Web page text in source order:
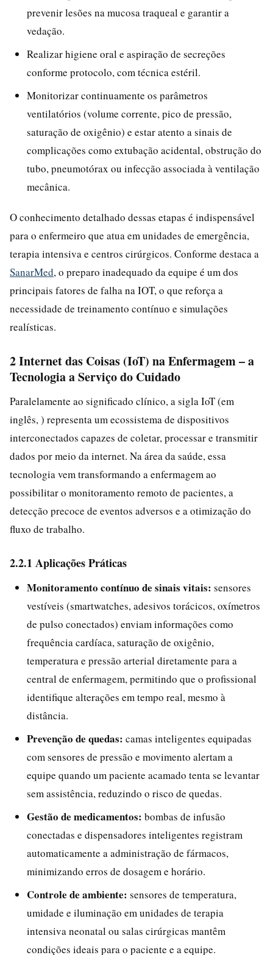
prevenir lesões na mucosa traqueal e garantir a
vedação.
Realizar higiene oral e aspiração de secreções
conforme protocolo, com técnica estéril.
Monitorizar continuamente os parâmetros
ventilatórios (volume corrente, pico de pressão,
saturação de oxigênio) e estar atento a sinais de
complicações como extubação acidental, obstrução do
tubo, pneumotórax ou infecção associada à ventilação
mecânica.
O conhecimento detalhado dessas etapas é indispensável
para o enfermeiro que atua em unidades de emergência,
terapia intensiva e centros cirúrgicos. Conforme destaca a
SanarMed, o preparo inadequado da equipe é um dos
principais fatores de falha na IOT, o que reforça a
necessidade de treinamento contínuo e simulações
realísticas.
2 Internet das Coisas (IoT) na Enfermagem – a
Tecnologia a Serviço do Cuidado
Paralelamente ao significado clínico, a sigla IoT (em
inglês, ) representa um ecossistema de dispositivos
interconectados capazes de coletar, processar e transmitir
dados por meio da internet. Na área da saúde, essa
tecnologia vem transformando a enfermagem ao
possibilitar o monitoramento remoto de pacientes, a
detecção precoce de eventos adversos e a otimização do
fluxo de trabalho.
2.2.1 Aplicações Práticas
Monitoramento contínuo de sinais vitais: sensores
vestíveis (smartwatches, adesivos torácicos, oxímetros
de pulso conectados) enviam informações como
frequência cardíaca, saturação de oxigênio,
temperatura e pressão arterial diretamente para a
central de enfermagem, permitindo que o profissional
identifique alterações em tempo real, mesmo à
distância.
Prevenção de quedas: camas inteligentes equipadas
com sensores de pressão e movimento alertam a
equipe quando um paciente acamado tenta se levantar
sem assistência, reduzindo o risco de quedas.
Gestão de medicamentos: bombas de infusão
conectadas e dispensadores inteligentes registram
automaticamente a administração de fármacos,
minimizando erros de dosagem e horário.
Controle de ambiente: sensores de temperatura,
umidade e iluminação em unidades de terapia
intensiva neonatal ou salas cirúrgicas mantêm
condições ideais para o paciente e a equipe.